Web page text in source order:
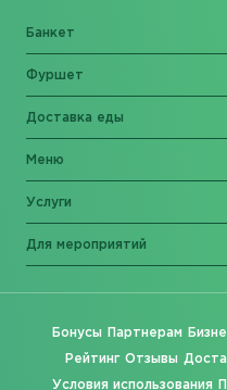
Банкет
Фуршет
Доставка еды
Меню
Услуги
Для мероприятий
Бонусы Партнерам
Рейтинг Отзывы
Условия использования